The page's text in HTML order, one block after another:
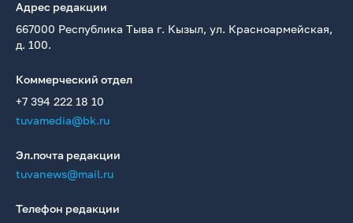
Адрес редакции
667000 Республика Тыва г. Кызыл, ул. Красноармейская,
д. 100.
Коммерческий отдел
+7 394 222 18 10
tuvamedia@bk.ru
Эл.почта редакции
tuvanews@mail.ru
Телефон редакции